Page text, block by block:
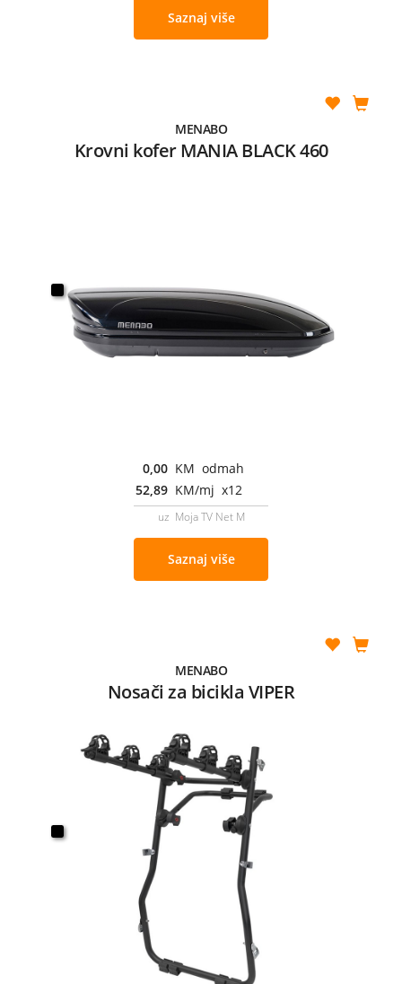
Saznaj više
MENABO
Krovni kofer MANIA BLACK 460
0,00 KM odmah
52,89 KM/mj x12
uz Moja TV Net M
Saznaj više
MENABO
Nosači za bicikla VIPER